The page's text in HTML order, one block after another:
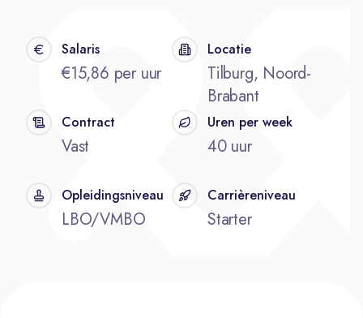
Salaris
€15,86 per uur
Locatie
Tilburg, Noord-
Brabant
Contract
Vast
Uren per week
40 uur
Opleidingsniveau
LBO/VMBO
Carrièreniveau
Starter